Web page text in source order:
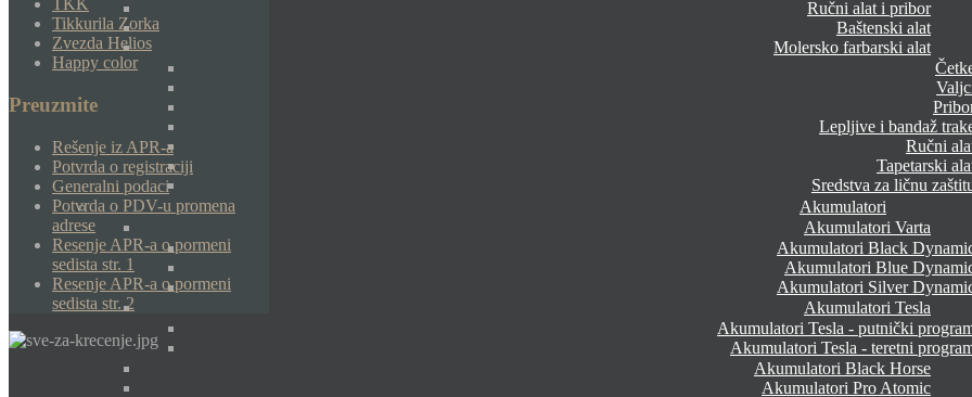
Ručni alat i pribor
Baštenski alat
Molersko farbarski alat
Lepljive i bandaž
Ručni
Tapetarski
Sredstva za ličnu
Akumulatori
Akumulatori Varta
Akumulatori Black
Akumulatori Blue
Akumulatori Silver
Akumulatori Tesla
Akumulatori Tesla - putnički
Akumulatori Tesla - teretni
Akumulatori Black Horse
Akumulatori Pro Atomic
TKK
Tikkurila Zorka
Zvezda Helios
Happy color
Preuzmite
Rešenje iz APR-a
Potvrda o registraciji
Generalni podaci
Potvrda o PDV-u promena
adrese
Resenje APR-a o pormeni
sedista str. 1
Resenje APR-a o pormeni
sedista str. 2